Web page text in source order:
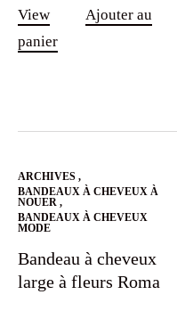
View
Ajouter au
panier
ARCHIVES ,
BANDEAUX À CHEVEUX À
NOUER ,
BANDEAUX À CHEVEUX
MODE
Bandeau à cheveux
large à fleurs Roma